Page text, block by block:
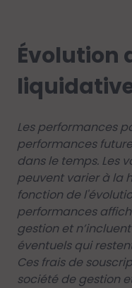
Évolution
Les performances
performances
dans le temps. Les
peuvent varier à la
fonction de
performances
gestion et
éventuels qui
Ces frais de
société de gestion